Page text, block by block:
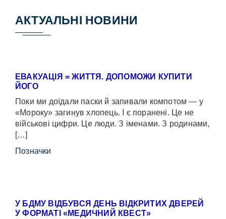
АКТУАЛЬНІ НОВИНИ
ЕВАКУАЦІЯ = ЖИТТЯ. ДОПОМОЖИ КУПИТИ
ЙОГО
Поки ми доїдали паски й запивали компотом — у
«Мороку» загинув хлопець. І є поранені. Це не
військові цифри. Це люди. З іменами. З родинами,
[…]
Позначки
У БДМУ ВІДБУВСЯ ДЕНЬ ВІДКРИТИХ ДВЕРЕЙ
У ФОРМАТІ «МЕДИЧНИЙ КВЕСТ»